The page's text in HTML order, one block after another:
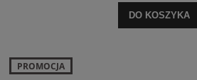
DO KOSZYKA
PROMOCJA